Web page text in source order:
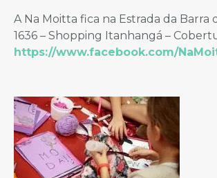
A Na Moitta fica na Estrada da Barra
1636 – Shopping Itanhangá –
https://www.facebook.com/